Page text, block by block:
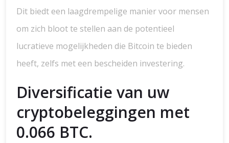
Dit biedt een laagdrempelige manier voor mensen
om zich bloot te stellen aan de potentieel
lucratieve mogelijkheden die Bitcoin te bieden
heeft, zelfs met een bescheiden investering.
Diversificatie van uw
cryptobeleggingen met
0.066 BTC.